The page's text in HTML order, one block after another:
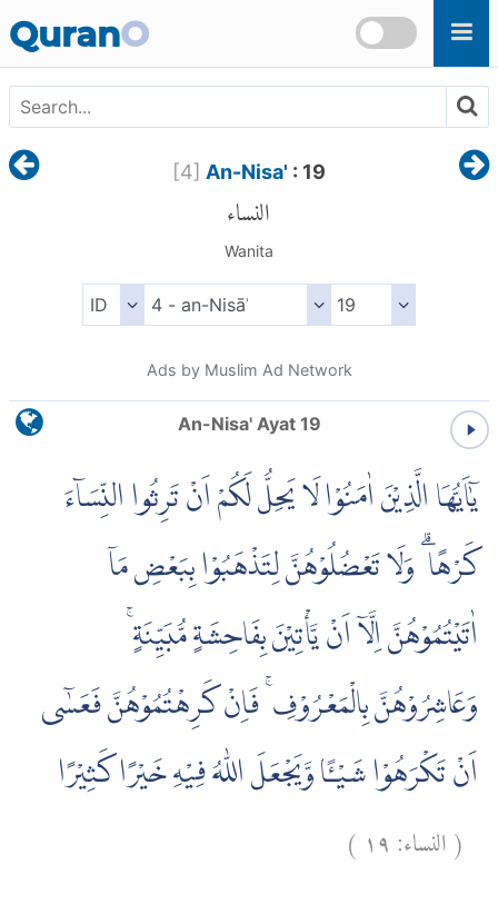
QuranO
[4] An-Nisa' : 19
النساء
Wanita
Ads by Muslim Ad Network
An-Nisa' Ayat 19
يٰٓاَيُّهَا الَّذِيْنَ اٰمَنُوْا لَا يَحِلُّ لَكُمْ اَنْ تَرِثُوا النِّسَاۤءَ
كَرْهًا ۗ وَلَا تَعْضُلُوْهُنَّ لِتَذْهَبُوْا بِبَعْضِ مَآ
اٰتَيْتُمُوْهُنَّ اِلَّآ اَنْ يَّأْتِيْنَ بِفَاحِشَةٍ مُّبَيِّنَةٍ ۚ
وَعَاشِرُوْهُنَّ بِالْمَعْرُوْفِ ۚ فَاِنْ كَرِهْتُمُوْهُنَّ فَعَسٰٓى
اَنْ تَكْرَهُوْا شَيْـًٔا وَّيَجْعَلَ اللّٰهُ فِيْهِ خَيْرًا كَثِيْرًا
(النساء:١٩ )